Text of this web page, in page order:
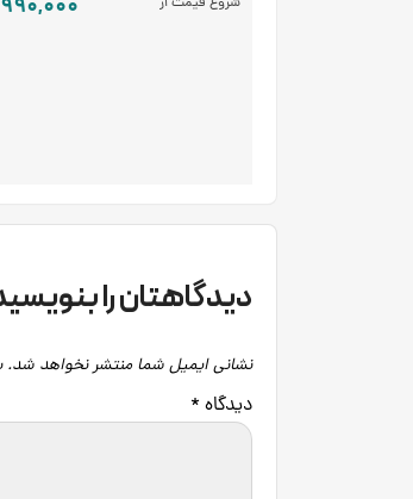
دیدگاهتان را
نشانی ایمیل شما منتشر نخواهد شد.
دیدگاه *